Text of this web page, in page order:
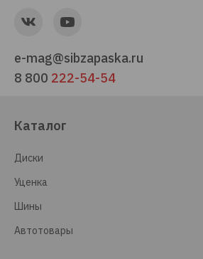
e-mag@sibzapaska.ru
8 800 222-54-54
Каталог
Диски
Уценка
Шины
Автотовары